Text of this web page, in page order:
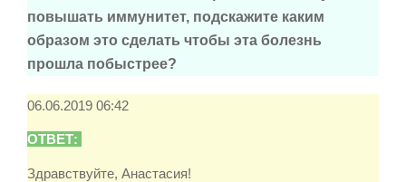
повышать иммунитет, подскажите каким
образом это сделать чтобы эта болезнь
прошла побыстрее?
06.06.2019 06:42
ОТВЕТ:
Здравствуйте, Анастасия!